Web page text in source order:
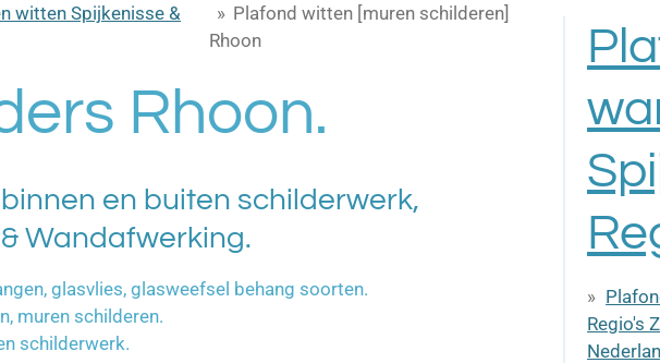
witten Spijkenisse &
» Plafond witten [muren schilderen]
Rhoon
Rhoon.
en buiten schilderwerk,
Wandafwerking.
glasvlies, glasweefsel behang soorten.
muren schilderen.
schilderwerk.
Regio's